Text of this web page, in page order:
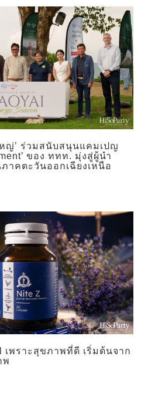
หญ่’ ร่วมสนับสนุนแคมเปญ
ของ ททท. มุ่งสู่ผู้นำ
าคตะวันออกเฉียงเหนือ
เพราะสุขภาพที่ดี เริ่มต้นจาก
พ